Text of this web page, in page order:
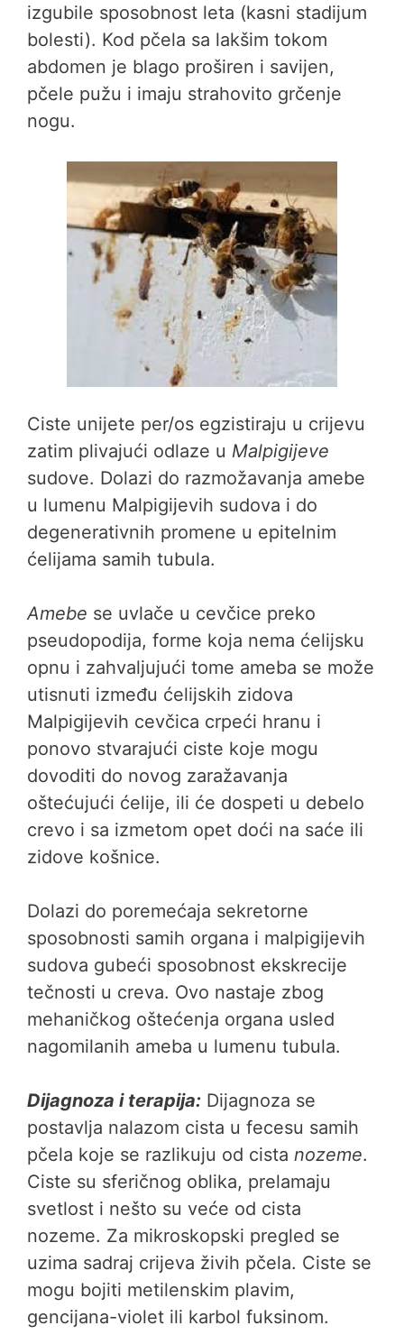
izgubile sposobnost leta (kasni stadijum
bolesti). Kod pčela sa lakšim tokom
abdomen je blago proširen i savijen,
pčele pužu i imaju strahovito grčenje
nogu.
Ciste unijete per/os egzistiraju u crijevu
zatim plivajući odlaze u Malpigijeve
sudove. Dolazi do razmožavanja amebe
u lumenu Malpigijevih sudova i do
degenerativnih promene u epitelnim
ćelijama samih tubula.
Amebe se uvlače u cevčice preko
pseudopodija, forme koja nema ćelijsku
opnu i zahvaljujući tome ameba se može
utisnuti između ćelijskih zidova
Malpigijevih cevčica crpeći hranu i
ponovo stvarajući ciste koje mogu
dovoditi do novog zaražavanja
oštećujući ćelije, ili će dospeti u debelo
crevo i sa izmetom opet doći na saće ili
zidove košnice.
Dolazi do poremećaja sekretorne
sposobnosti samih organa i malpigijevih
sudova gubeći sposobnost ekskrecije
tečnosti u creva. Ovo nastaje zbog
mehaničkog oštećenja organa usled
nagomilanih ameba u lumenu tubula.
Dijagnoza i terapija: Dijagnoza se
postavlja nalazom cista u fecesu samih
pčela koje se razlikuju od cista nozeme.
Ciste su sferičnog oblika, prelamaju
svetlost i nešto su veće od cista
nozeme. Za mikroskopski pregled se
uzima sadraj crijeva živih pčela. Ciste se
mogu bojiti metilenskim plavim,
gencijana-violet ili karbol fuksinom.